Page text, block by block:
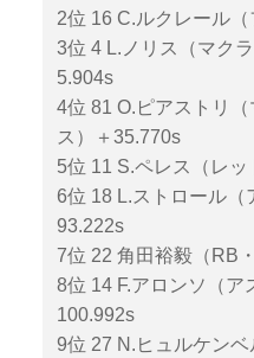
2位 16 C.ルクレール
3位 4 L.ノリス（マク
5.904s
4位 81 O.ピアストリ
ス）＋35.770s
5位 11 S.ペレス（レ
6位 18 L.ストロール（
93.222s
7位 22 角田裕毅（RB
8位 14 F.アロンソ（ア
100.992s
9位 27 N.ヒュルケン